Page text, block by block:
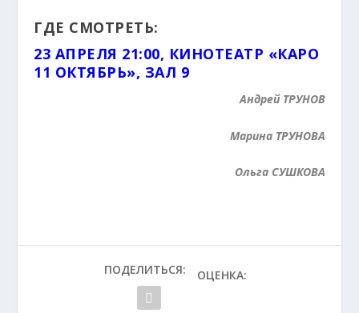
ГДЕ СМОТРЕТЬ:
23 АПРЕЛЯ 21:00, КИНОТЕАТР «КАРО
11 ОКТЯБРЬ», ЗАЛ 9
Андрей ТРУНОВ
Марина ТРУНОВА
Ольга СУШКОВА
ПОДЕЛИТЬСЯ: ОЦЕНКА: